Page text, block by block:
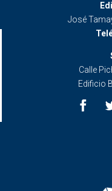
José
Calle
Edificio